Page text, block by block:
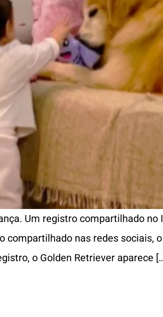
Um registro compartilhado no
compartilhado nas redes sociais,
o Golden Retriever aparece